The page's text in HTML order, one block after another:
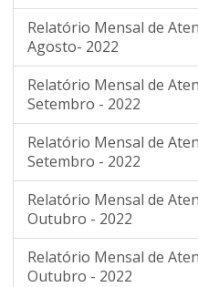
Relatório Mensal de
Agosto- 2022
Relatório Mensal de
Setembro - 2022
Relatório Mensal de
Setembro - 2022
Relatório Mensal de
Outubro - 2022
Relatório Mensal de
Outubro - 2022